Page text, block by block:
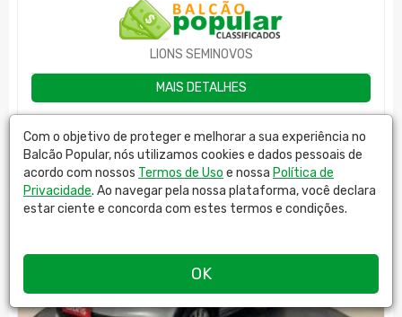
LIONS SEMINOVOS
MAIS DETALHES
Com o objetivo de proteger e melhorar a sua experiência no
Balcão Popular, nós utilizamos cookies e dados pessoais de
acordo com nossos Termos de Uso e nossa Política de
Privacidade. Ao navegar pela nossa plataforma, você declara
estar ciente e concorda com estes termos e condições.
OK